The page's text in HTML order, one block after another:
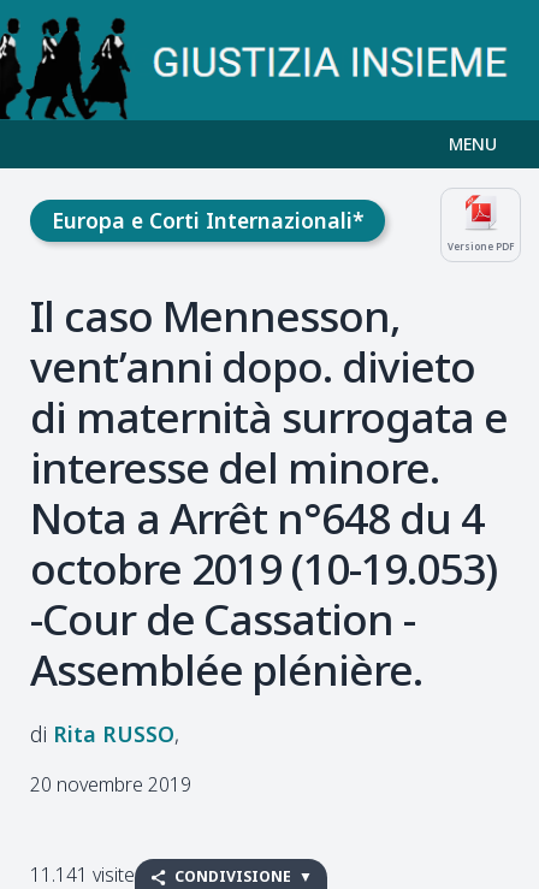
MENU
Versione PDF
Europa e Corti Internazionali*
Il caso Mennesson,
vent’anni dopo. divieto
di maternità surrogata e
interesse del minore.
Nota a Arrêt n°648 du 4
octobre 2019 (10-19.053)
-Cour de Cassation -
Assemblée plénière.
Rita RUSSO
20 novembre 2019
11.141 visite CONDIVISIONE